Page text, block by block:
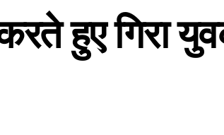
हुए गिरा